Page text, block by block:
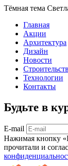
Тёмная тема
Главная
Акции
Архитектура
Дизайн
Новости
Технологии
Контакты
Будьте в
E-mail
Нажимая кнопку
прочитали и